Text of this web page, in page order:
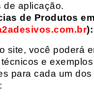
de aplicação.
de Produtos
):
site, você poderá
e
para cada um